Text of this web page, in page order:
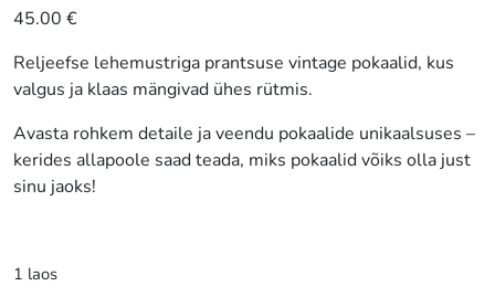
45.00 €
Reljeefse lehemustriga prantsuse vintage pokaalid, kus
valgus ja klaas mängivad ühes rütmis.
Avasta rohkem detaile ja veendu pokaalide unikaalsuses –
kerides allapoole saad teada, miks pokaalid võiks olla just
sinu jaoks!
1 laos